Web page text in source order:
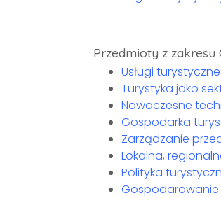
Przedmioty z
Usługi turystyczne
Turystyka jako
Nowoczesne
Gospodarka
Zarządzanie
Lokalna,
Polityka